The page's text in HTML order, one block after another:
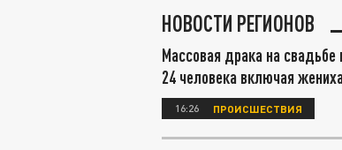
НОВОСТИ РЕГИОНОВ
Массовая драка на
24 человека включая
16:26 ПРОИСШЕСТВИЯ